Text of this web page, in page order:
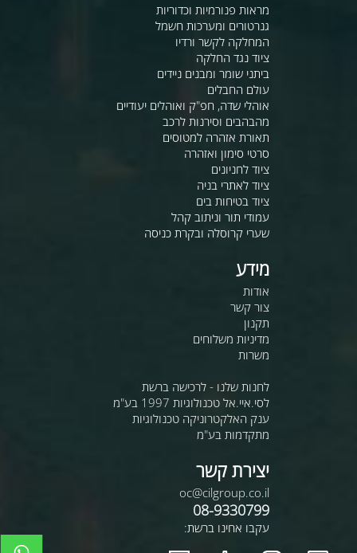
מראות פנורמיות וכדוריות
גנרטורים ומערכות חשמל
המחלקה לקשר ורדיו
ציוד נגד החלקה
ביתני שומר ומבנים ניידים
עולם החבלים
אוהלי שדה, חפ"ק ואוהלים יעודיים
מהבהבים וסירנות לרכב
תאורת אזהרה למטוסים
סרטי סימון ואזהרה
ציוד לחניונים
ציוד לאתרי בניה
ציוד בטיחות בים
עמודי תור וניתוב קהל
שערי קרוסלה ובקרת כניסה
מידע
אודות
צור קשר
תקנון
מדיניות משלוחים
משרות
לחנות שלנו - לרכישה ברשת
לסי.איי.אל טכנולוגיות 1997 בע"מ
ענק האלקטרוניקה טכנולוגיות
מתקדמות בע"מ
יצירת קשר
oc@cilgroup.co.il
08-9330799
עקבו אחינו ברשת: